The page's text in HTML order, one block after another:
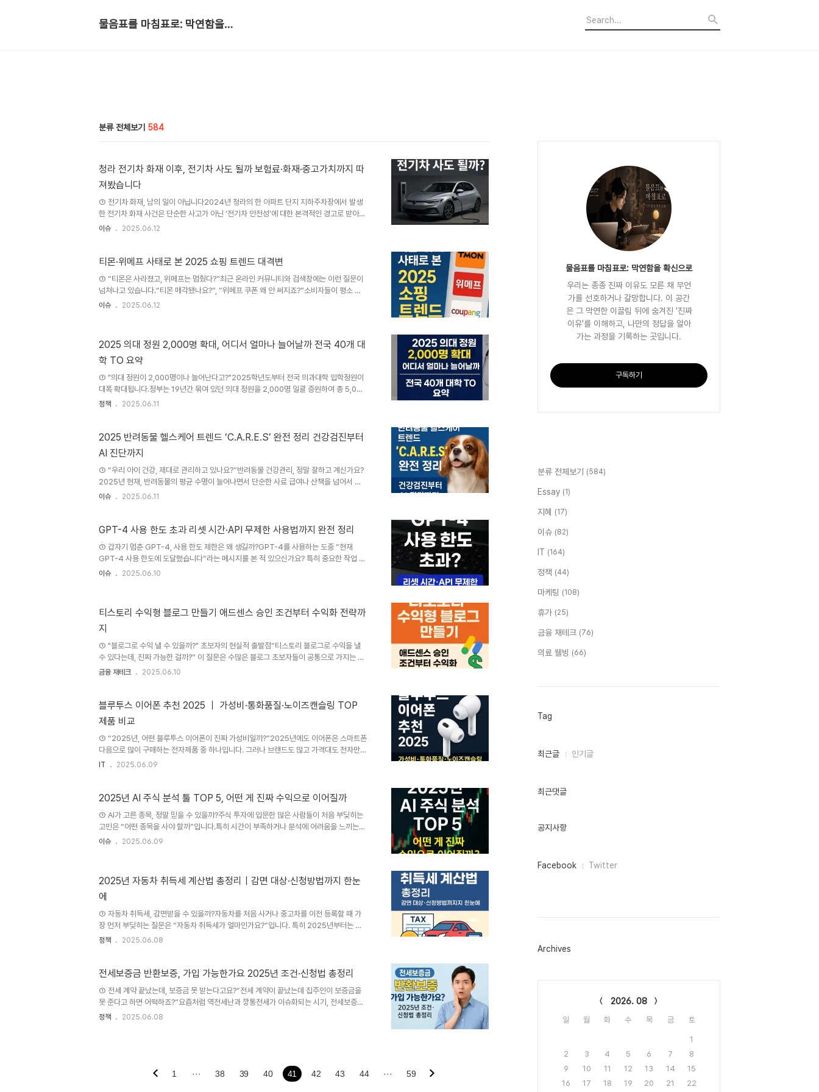
물음표를 마침표로: 막연함을 확신으로
분류 전체보기 584
청라 전기차 화재 이후, 전기차 사도 될까 보험료·화재·중고가치까지 따
져봤습니다
① 전기차 화재, 남의 일이 아닙니다2024년 청라의 한 아파트 단지 지하주차장에서 발생
한 전기차 화재 사건은 단순한 사고가 아닌 ‘전기차 안전성’에 대한 본격적인 경고로 받아들
여지고 있습니다. “전기차, 정말 안전할까?”라는 질문은 이제 차량을 구매하려는 소비자들
거주자, 초보 운전자, 가족 단위 차량 사용자들이 느끼는 불안감은 실제 소비 행동에 영향을
환 흐름을 함께 분석합니다.② 100만 대 시대, 준비되지 않은 전기차 인프라국토교통..
이슈 2025.06.12
티몬·위메프 사태로 본 2025 쇼핑 트렌드 대격변
① “티몬은 사라졌고, 위메프는 멈췄다?”최근 온라인 커뮤니티와 검색창에는 이런 질문이
넘쳐나고 있습니다.“티몬 매각됐나요?”, “위메프 쿠폰 왜 안 써지죠?”소비자들이 평소 사
용하던 쇼핑앱에 접속했더니 서비스가 불안정하거나, 적립금·쿠폰이 무용지물이 된 상황이
변수로 떠올랐습니다.② 구조조정 실패와 회생 개시 임박2025년 1월, 티몬과 위메프는 각
각 중국계 기업과 매각 협상에 들어갔지만, 채권단과의 조율 실패로 자율 구조조정이 종료
되었습니..
이슈 2025.06.12
2025 의대 정원 2,000명 확대, 어디서 얼마나 늘어날까 전국 40개 대
학 TO 요약
① "의대 정원이 2,000명이나 늘어난다고?"2025학년도부터 전국 의과대학 입학정원이
대폭 확대됩니다.정부는 19년간 묶여 있던 의대 정원을 2,000명 일괄 증원하여 총 5,058
명으로 늘리겠다고 발표했습니다.이 소식은 수험생, 학부모는 물론, 의료계와 정치권까지
지역별 변화 흐름을 정확히 파악하는 것이 중요합니다.② 의료 인력 부족, 결국 ‘정원 확
대’로 간다보건복지부는 2024년 2월 6일, 전국 40개 의과대학 정원을 총 2,000명 확대
한다고 발표했습니다.이는 현재 입학정원 3,058명에서 5,058명으로 늘어나는 ..
정책 2025.06.11
2025 반려동물 헬스케어 트렌드 ‘C.A.R.E.S’ 완전 정리 건강검진부터
AI 진단까지
① “우리 아이 건강, 제대로 관리하고 있나요?”반려동물 건강관리, 정말 잘하고 계신가요?
2025년 현재, 반려동물의 평균 수명이 늘어나면서 단순한 사료 급여나 산책을 넘어서 예
방 중심의 건강관리가 더욱 중요해지고 있습니다.특히 ‘건강검진은 언제 해야 할까’, ‘알레르
검진(Check-up), 데이터 분석(Analysis), 조기 대응(Response), 환경관리
건강을 체계적으로 관리할 수 있는 프레임입니다.② 왜 C.A.R.E...
이슈 2025.06.11
GPT-4 사용 한도 초과 리셋 시간·API 무제한 사용법까지 완전 정리
① 갑자기 멈춘 GPT-4, 사용 한도 제한은 왜 생길까?GPT-4를 사용하는 도중 “현재
GPT-4 사용 한도에 도달했습니다”라는 메시지를 본 적 있으신가요? 특히 중요한 작업 중
제한이 걸리면 당황스러울 수밖에 없습니다. 무료 사용자뿐 아니라 유료 플랜(Plus 요금제)
조와 이를 현실적으로 늘리는 방법에 대해 실제 수치 기반으로 안내드립니다.② 왜 GPT-
4는 유료인데도 사용량 제한이 있을까?GPT-4는 OpenAI의 대표적인..
이슈 2025.06.10
티스토리 수익형 블로그 만들기 애드센스 승인 조건부터 수익화 전략까
지
① "블로그로 수익 낼 수 있을까?" 초보자의 현실적 출발점“티스토리 블로그로 수익을 낼
수 있다는데, 진짜 가능한 걸까?” 이 질문은 수많은 블로그 초보자들이 공통으로 가지는 출
발점입니다. 블로그로 수익을 내고자 할 때 가장 많이 언급되는 플랫폼이 티스토리이며, 실
신뢰 → 클릭'이라는 흐름 안에서만 발생합니다. 이 글에서는 티스토리 수익형 블로그를 처
음 시작하는 분들이 구글 검색에 노출되고, 애드센스 승인을 받아 수익을 연결하는 방법까
지 단계적으로 안내합니다. 시작부터 구조를 알고 시작하는 것, 그것이 수익 블로그의 첫 조
건입..
금융 재테크 2025.06.10
블루투스 이어폰 추천 2025 ｜ 가성비·통화품질·노이즈캔슬링 TOP
제품 비교
① “2025년, 어떤 블루투스 이어폰이 진짜 가성비일까?”2025년에도 이어폰은 스마트폰
다음으로 많이 구매하는 전자제품 중 하나입니다. 그러나 브랜드도 많고 가격대도 천차만별
이어서, 구매 직전에는 누구나 한 번쯤 “진짜 가성비 좋은 블루투스 이어폰은 뭐지?”라는
직전 비교 검색이 활발히 일어나는 고수익 키워드로 분류됩니다. 이번 콘텐츠에서는 가격,
캔·배터리 기본, 이제는 ‘사용 목적’이 기준”2025년 블루투스 이어폰 시장의 특..
IT 2025.06.09
2025년 AI 주식 분석 툴 TOP 5, 어떤 게 진짜 수익으로 이어질까
① AI가 고른 종목, 정말 믿을 수 있을까?주식 투자에 입문한 많은 사람들이 처음 부딪히는
고민은 “어떤 종목을 사야 할까”입니다.특히 시간이 부족하거나 분석에 어려움을 느끼는
투자자라면,AI가 종목을 추천해준다면 더 쉬운 투자가 가능하지 않을까 생각하게 됩니다.최
년 현재 기준으로 사용할 수 있는 AI 기반 주식 분석 툴들의 기능과 특징을 비교하고,어떤
툴이 실제 투자 흐름에 도움이 되는지,어떻게 수익 연결까지 이어지는지를 정보 흐름 중심
으로..
이슈 2025.06.09
2025년 자동차 취득세 계산법 총정리｜감면 대상·신청방법까지 한눈
에
① 자동차 취득세, 감면받을 수 있을까?자동차를 처음 사거나 중고차를 이전 등록할 때 가
장 먼저 부딪히는 질문은 “자동차 취득세가 얼마인가요?”입니다. 특히 2025년부터는 전
기차, 하이브리드, 다자녀 가구 등 다양한 조건에 따라 감면 혜택이 바뀌면서, 실제 납부해
다. 실제로 네이버, 구글 검색 상위에는 “2025년 자동차 취득세 계산기”, “전기차 감면 조
확인하고 싶어한다는 뜻입니다. 이 글에서는 최신 기준을 반영한 자동차 취득세 계산법..
정책 2025.06.08
전세보증금 반환보증, 가입 가능한가요 2025년 조건·신청법 총정리
① 전세 계약 끝났는데, 보증금 못 받는다고요?“전세 계약이 끝났는데 집주인이 보증금을
못 준다고 하면 어떡하죠?”요즘처럼 역전세난과 깡통전세가 이슈화되는 시기, 전세보증금
반환은 임차인에게 가장 현실적인 불안 요소입니다. 특히 최근 뉴스에서는 “전세 계약 끝나
사례를 통해 거절 이유와 대응 방법까지 정리했으니, 반환보증 가입을 고민 중인 세입자라
정책 2025.06.08
1 ··· 38 39 40 41 42 43 44 ··· 59
물음표를 마침표로: 막연함을 확신으로
우리는 종종 진짜 이유도 모른 채 무언
가를 선호하거나 갈망합니다. 이 공간
은 그 막연한 이끌림 뒤에 숨겨진 '진짜
이유'를 이해하고, 나만의 정답을 알아
가는 과정을 기록하는 곳입니다.
구독하기
분류 전체보기 (584)
Essay (1)
지혜 (17)
이슈 (82)
IT (164)
정책 (44)
마케팅 (108)
휴가 (25)
금융 재테크 (76)
의료 웰빙 (66)
Tag
최
인
최근글 인기글
최근댓글
공지사항
페
그
Facebook Twitter
Archives
2026. 08
일 월 화 수 목 금 토
1
2
3 4 5 6 7
8
9
10 11 12 13 14
15
16
17 18 19 20 21
22